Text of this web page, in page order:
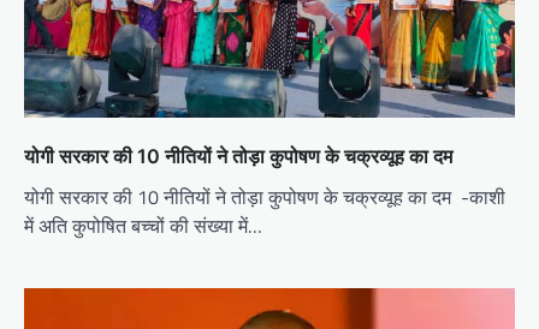
योगी सरकार की 10 नीतियों ने तोड़ा कुपोषण के चक्रव्यूह का दम
योगी सरकार की 10 नीतियों ने तोड़ा कुपोषण के चक्रव्यूह का दम -काशी
में अति कुपोषित बच्चों की संख्या में…